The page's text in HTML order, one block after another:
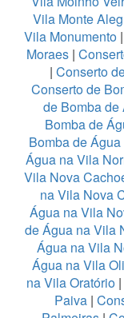
Vila Monte
Vila Monumento |
Moraes|
| Conserto
Conserto de
de Bomba
Bomba de
Bomba de
Água na Vila
Vila Nova
na Vila Nova
Água na Vila
de Água na Vila
Água na Vila
Água na Vila
na Vila Oratório|
Paiva|